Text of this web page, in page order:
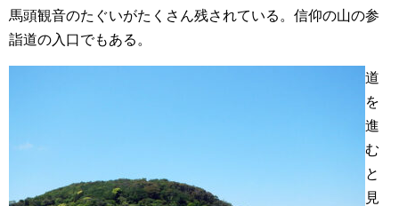
馬頭観音のたぐいがたくさん残されている。信仰の山の参
詣道の入口でもある。
道
を
進
む
と
見